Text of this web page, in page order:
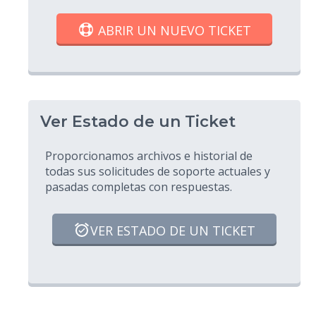
ABRIR UN NUEVO TICKET
Ver Estado de un Ticket
Proporcionamos archivos e historial de
todas sus solicitudes de soporte actuales y
pasadas completas con respuestas.
VER ESTADO DE UN TICKET